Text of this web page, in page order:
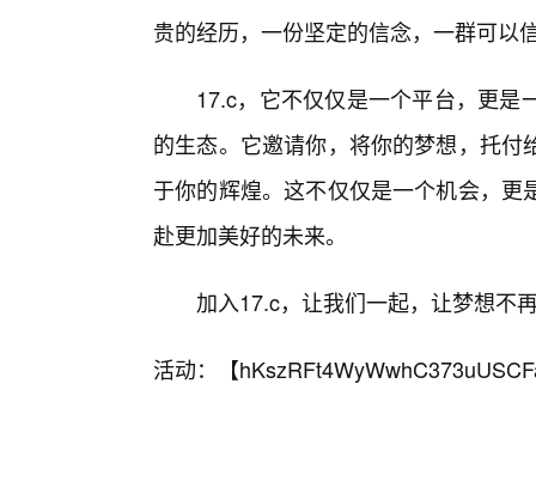
贵的经历，一份坚定的信念，一群可以
17.c，它不仅仅是一个平台，更是
的生态。它邀请你，将你的梦想，托
于你的辉煌。这不仅仅是一个机会，
赴更加美好的未来。
加入17.c，让我们一起，让梦想不
活动：【